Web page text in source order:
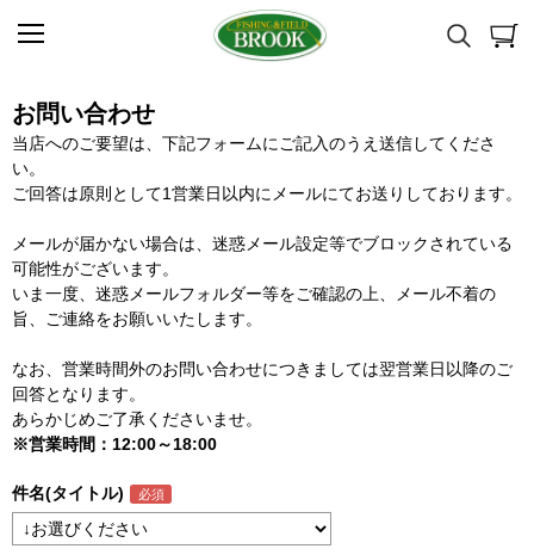
お問い合わせ
当店へのご要望は、下記フォームにご記入のうえ送信してくださ
い。
ご回答は原則として1営業日以内にメールにてお送りしております。
メールが届かない場合は、迷惑メール設定等でブロックされている
可能性がございます。
いま一度、迷惑メールフォルダー等をご確認の上、メール不着の
旨、ご連絡をお願いいたします。
なお、営業時間外のお問い合わせにつきましては翌営業日以降のご
回答となります。
あらかじめご了承くださいませ。
※営業時間：12:00～18:00
件名(タイトル)